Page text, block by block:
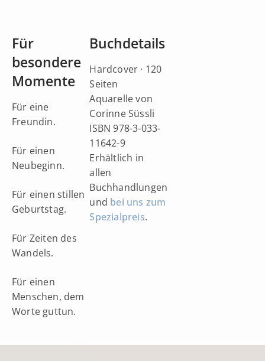
Für
besondere
Momente
Für eine
Freundin.
Für einen
Neubeginn.
Für einen stillen
Geburtstag.
Für Zeiten des
Wandels.
Für einen
Menschen, dem
Worte guttun.
Buchdetails
Hardcover · 120
Seiten
Aquarelle von
Corinne Süssli
ISBN 978-3-033-
11642-9
Erhältlich in
allen
Buchhandlungen
und bei uns zum
Spezialpreis.